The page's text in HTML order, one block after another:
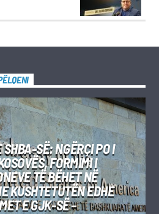
SË: NGËRÇI PO I
FORMIMI I
TË BËHET NË
KUSHTETUTËN EDHE
E GJK-SË –